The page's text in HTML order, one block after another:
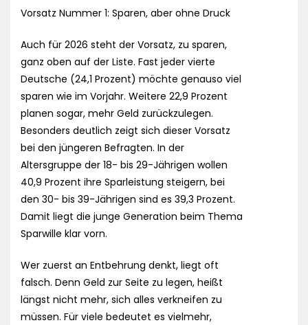
Vorsatz Nummer 1: Sparen, aber ohne Druck
Auch für 2026 steht der Vorsatz, zu sparen,
ganz oben auf der Liste. Fast jeder vierte
Deutsche (24,1 Prozent) möchte genauso viel
sparen wie im Vorjahr. Weitere 22,9 Prozent
planen sogar, mehr Geld zurückzulegen.
Besonders deutlich zeigt sich dieser Vorsatz
bei den jüngeren Befragten. In der
Altersgruppe der 18- bis 29-Jährigen wollen
40,9 Prozent ihre Sparleistung steigern, bei
den 30- bis 39-Jährigen sind es 39,3 Prozent.
Damit liegt die junge Generation beim Thema
Sparwille klar vorn.
Wer zuerst an Entbehrung denkt, liegt oft
falsch. Denn Geld zur Seite zu legen, heißt
längst nicht mehr, sich alles verkneifen zu
müssen. Für viele bedeutet es vielmehr,